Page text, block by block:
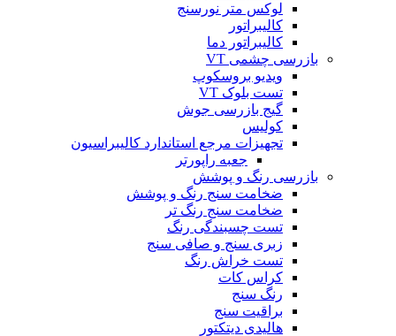
لوکس متر نورسنج
کالیبراتور
کالیبراتور دما
بازرسی چشمی VT
ویدیو بروسکوپ
تست بلوک VT
گیج بازرسی جوش
کولیس
تجهیزات مرجع استاندارد کالیبراسیون
جعبه راپورتر
بازرسی رنگ و پوشش
ضخامت سنج رنگ و پوشش
ضخامت سنج رنگ تر
تست چسبندگی رنگ
زبری سنج و صافی سنج
تست خراش رنگ
کراس کات
رنگ سنج
براقیت سنج
هالیدی دیتکتور